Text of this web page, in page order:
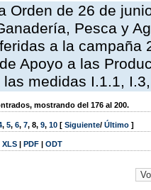
Orden de 26 de
Pesca y
a la campaña
Apoyo a las
medidas I.1.1,
mostrando del 176 al 200.
, 5, 6, 7, 8, 9, 10 [ Siguiente/ Último ]
XLS | PDF | ODT